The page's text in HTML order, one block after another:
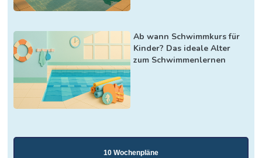
Ab wann Schwimmkurs für
Kinder? Das ideale Alter
zum Schwimmenlernen
10 Wochenpläne